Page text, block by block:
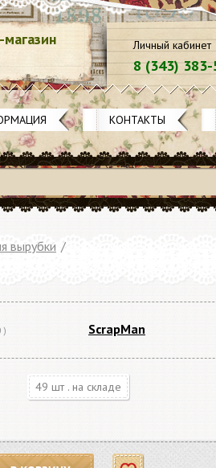
Личный кабинет
8 (343)
КОНТАКТЫ
вырубки /
ScrapMan
)
49 шт . на складе